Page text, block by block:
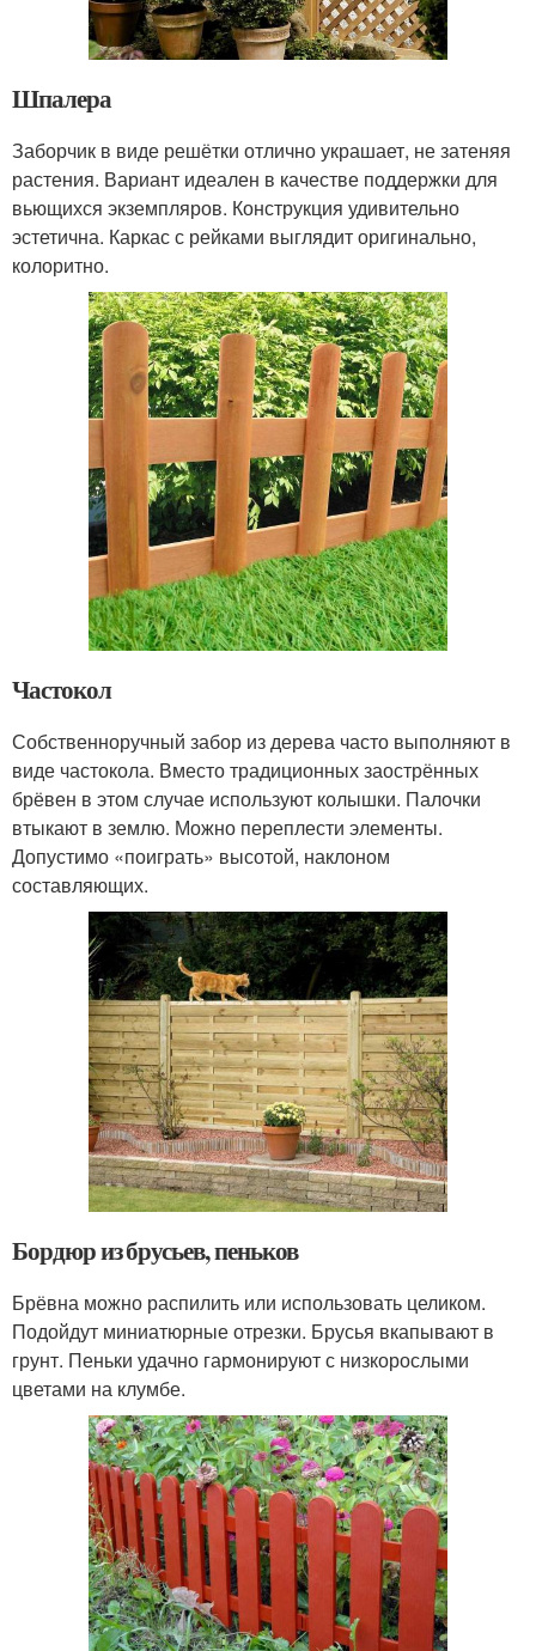
Шпалера
Заборчик в виде решётки отлично украшает, не затеняя
растения. Вариант идеален в качестве поддержки для
вьющихся экземпляров. Конструкция удивительно
эстетична. Каркас с рейками выглядит оригинально,
колоритно.
Частокол
Собственноручный забор из дерева часто выполняют в
виде частокола. Вместо традиционных заострённых
брёвен в этом случае используют колышки. Палочки
втыкают в землю. Можно переплести элементы.
Допустимо «поиграть» высотой, наклоном
составляющих.
Бордюр из брусьев, пеньков
Брёвна можно распилить или использовать целиком.
Подойдут миниатюрные отрезки. Брусья вкапывают в
грунт. Пеньки удачно гармонируют с низкорослыми
цветами на клумбе.